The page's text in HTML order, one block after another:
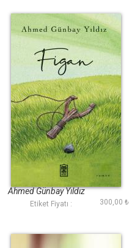
Ahmed Günbay Yıldız
Etiket Fiyatı : 300,00 ₺